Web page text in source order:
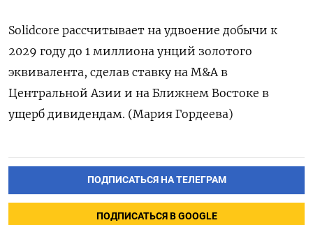
Solidcore рассчитывает на удвоение добычи к
2029 году до 1 миллиона унций золотого
эквивалента, сделав ставку на M&A в
Центральной Азии и на Ближнем Востоке в
ущерб дивидендам. (Мария Гордеева)
ПОДПИСАТЬСЯ НА ТЕЛЕГРАМ
ПОДПИСАТЬСЯ В GOOGLE